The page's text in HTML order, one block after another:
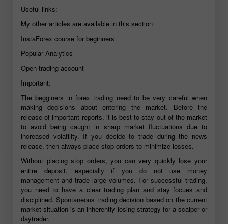
Useful links:
My other articles are available in this section
InstaForex course for beginners
Popular Analytics
Open trading account
Important:
The begginers in forex trading need to be very careful when
making decisions about entering the market. Before the
release of important reports, it is best to stay out of the market
to avoid being caught in sharp market fluctuations due to
increased volatility. If you decide to trade during the news
release, then always place stop orders to minimize losses.
Without placing stop orders, you can very quickly lose your
entire deposit, especially if you do not use money
management and trade large volumes. For successful trading,
you need to have a clear trading plan and stay focues and
disciplined. Spontaneous trading decision based on the current
market situation is an inherently losing strategy for a scalper or
daytrader.